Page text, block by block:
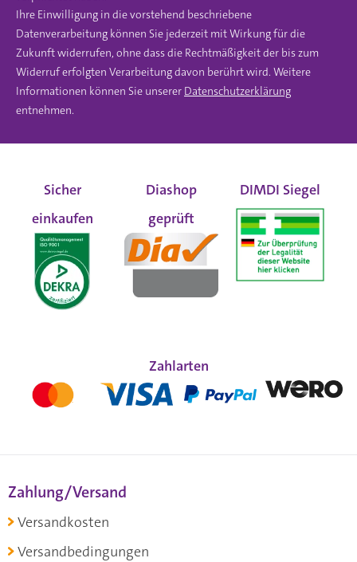
Ihre Einwilligung in die vorstehend beschriebene
Datenverarbeitung können Sie jederzeit mit Wirkung für die
Zukunft widerrufen, ohne dass die Rechtmäßigkeit der bis zum
Widerruf erfolgten Verarbeitung davon berührt wird. Weitere
Informationen können Sie unserer Datenschutzerklärung
entnehmen.
Sicher
einkaufen
Diashop
geprüft
DIMDI Siegel
Zahlarten
Zahlung/Versand
Versandkosten
Versandbedingungen